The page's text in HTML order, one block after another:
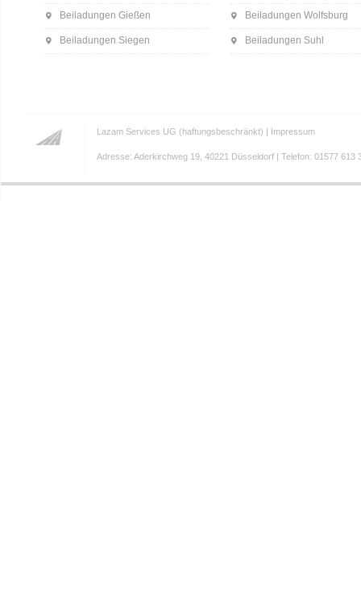
Beiladungen Gießen
Beiladungen Siegen
Beiladungen Wolfsburg
Beiladungen Suhl
Lazam Services UG (haftungsbeschränkt) | Impressum
Adresse: Aderkirchweg 19, 40221 Düsseldorf | Telefon: 01577